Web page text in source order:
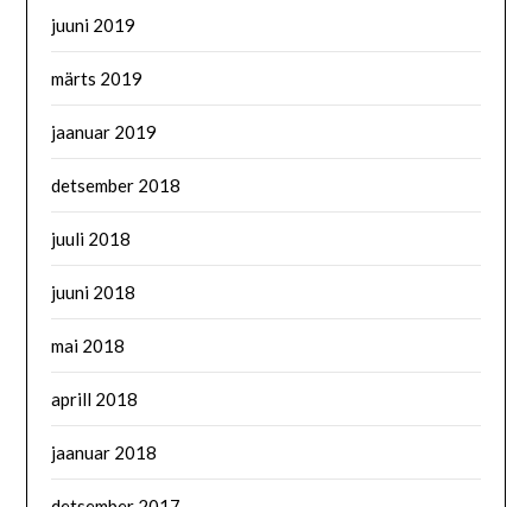
juuni 2019
märts 2019
jaanuar 2019
detsember 2018
juuli 2018
juuni 2018
mai 2018
aprill 2018
jaanuar 2018